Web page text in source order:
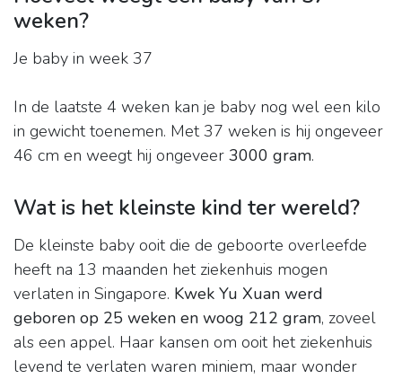
weken?
Je baby in week 37
In de laatste 4 weken kan je baby nog wel een kilo
in gewicht toenemen. Met 37 weken is hij ongeveer
46 cm en weegt hij ongeveer 3000 gram.
Wat is het kleinste kind ter wereld?
De kleinste baby ooit die de geboorte overleefde
heeft na 13 maanden het ziekenhuis mogen
verlaten in Singapore. Kwek Yu Xuan werd
geboren op 25 weken en woog 212 gram, zoveel
als een appel. Haar kansen om ooit het ziekenhuis
levend te verlaten waren miniem, maar wonder